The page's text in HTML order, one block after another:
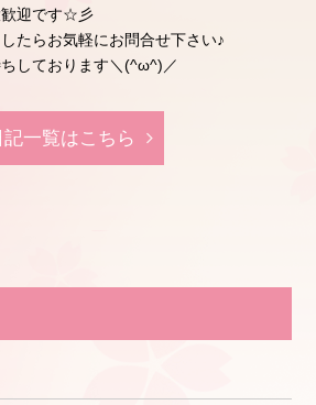
歓迎です☆彡
たらお気軽にお問合せ下さい♪
しております＼(^ω^)／
記⼀覧はこちら